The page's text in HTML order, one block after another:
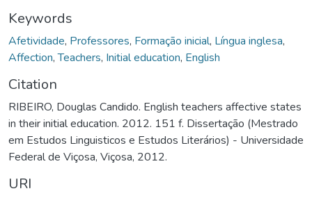
Keywords
Afetividade, Professores, Formação inicial, Língua inglesa,
Affection,Teachers, Initial education, English
Citation
RIBEIRO, Douglas Candido. English teachers affective states
in their initial education. 2012. 151 f. Dissertação (Mestrado
em Estudos Linguisticos e Estudos Literários) - Universidade
Federal de Viçosa, Viçosa, 2012.
URI